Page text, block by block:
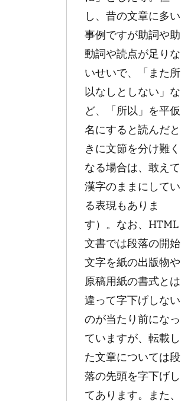
し、昔の文章に多い
事例ですが助詞や助
動詞や読点が足りな
いせいで、「また所
以なしとしない」な
ど、「所以」を平仮
名にすると読んだと
きに文節を分け難く
なる場合は、敢えて
漢字のままにしてい
る表現もありま
す）。なお、HTML
文書では段落の開始
文字を紙の出版物や
原稿用紙の書式とは
違って字下げしない
のが当たり前になっ
ていますが、転載し
た文章については段
落の先頭を字下げし
てあります。また、